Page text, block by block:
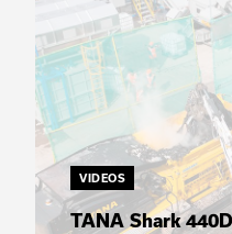
VIDEOS
TANA Shark